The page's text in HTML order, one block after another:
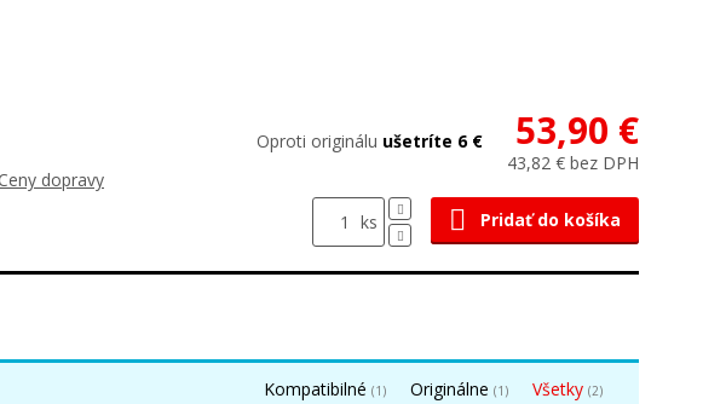
dopravy
Oproti originálu ušetríte 6 € 53,90 €
43,82 € bez DPH
ks Pridať do košíka
Kompatibilné (1) Originálne (1) Všetky (2)